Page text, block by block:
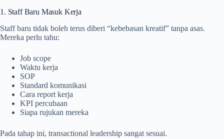
1. Staff Baru Masuk Kerja
Staff baru tidak boleh terus diberi “kebebasan kreatif” tanpa asas.
Mereka perlu tahu:
Job scope
Waktu kerja
SOP
Standard komunikasi
Cara report kerja
KPI percubaan
Siapa rujukan mereka
Pada tahap ini, transactional leadership sangat sesuai.